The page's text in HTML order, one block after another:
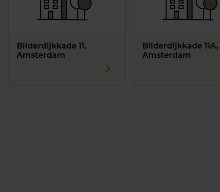
Bilderdijkkade 11,
Amsterdam
Bilderdijkkade 11A,
Amsterdam